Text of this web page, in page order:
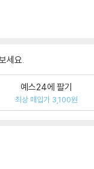
세요.
예스24에 팔기
최상 매입가 3,100원